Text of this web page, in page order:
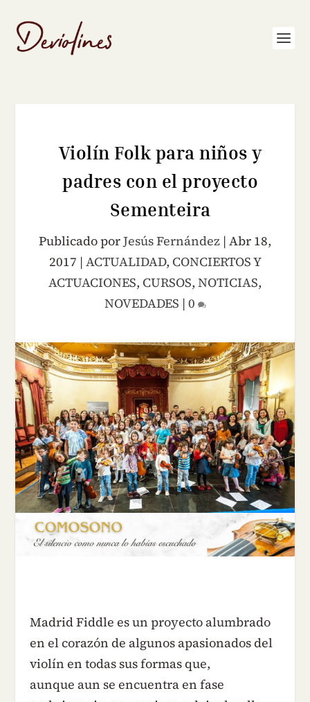
Violín Folk para niños y
padres con el proyecto
Sementeira
Publicado porJesús Fernández | Abr 18,
2017 | ACTUALIDAD, CONCIERTOS Y
ACTUACIONES, CURSOS, NOTICIAS,
NOVEDADES | 0
Madrid Fiddle es un proyecto alumbrado
en el corazón de algunos apasionados del
violín en todas sus formas que,
aunque aun se encuentra en fase